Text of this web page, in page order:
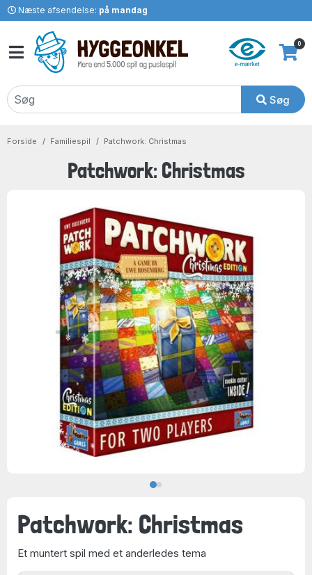
Næste afsendelse: på mandag
Søg
0
Forside Familiespil Patchwork: Christmas
Patchwork: Christmas
Patchwork: Christmas
Et muntert spil med et anderledes tema